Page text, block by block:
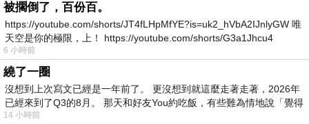
去。我放慢了腳步跟在隊伍最後頭，高過腰際的
花叢彷彿是惡魔提出的謎題，善感的人一一快樂
起來了，消失在其中，留下我。
我也曾付出全部力氣去談沒有結果的戀愛噢。我
這樣想，知道陽光現在仍然照著我。青春很短，
被擱倒了，百份百。
https://youtube.com/shorts/JT4fLHpMfYE?is=uk2_hVbA2IJnlyGW 唯
天空是你的極限，上！ https://youtube.com/shorts/G3a1Jhcu4
6 小時前
繞了一圈
沒想到上次寫文已經是一年前了。 更沒想到就這麼走著走著，2026年
已經來到了Q3的8月。 那天和好友You約吃飯，有些難為情地說「覺得
14 小時前